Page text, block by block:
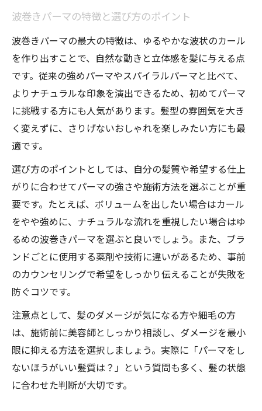
波巻きパーマの特徴と選び方のポイント
波巻きパーマの最大の特徴は、ゆるやかな波状のカール
を作り出すことで、自然な動きと立体感を髪に与える点
です。従来の強めパーマやスパイラルパーマと比べて、
よりナチュラルな印象を演出できるため、初めてパーマ
に挑戦する方にも人気があります。髪型の雰囲気を大き
く変えずに、さりげないおしゃれを楽しみたい方にも最
適です。
選び方のポイントとしては、自分の髪質や希望する仕上
がりに合わせてパーマの強さや施術方法を選ぶことが重
要です。たとえば、ボリュームを出したい場合はカール
をやや強めに、ナチュラルな流れを重視したい場合はゆ
るめの波巻きパーマを選ぶと良いでしょう。また、ブラ
ンドごとに使用する薬剤や技術に違いがあるため、事前
のカウンセリングで希望をしっかり伝えることが失敗を
防ぐコツです。
注意点として、髪のダメージが気になる方や細毛の方
は、施術前に美容師としっかり相談し、ダメージを最小
限に抑える方法を選択しましょう。実際に「パーマをし
ないほうがいい髪質は？」という質問も多く、髪の状態
に合わせた判断が大切です。